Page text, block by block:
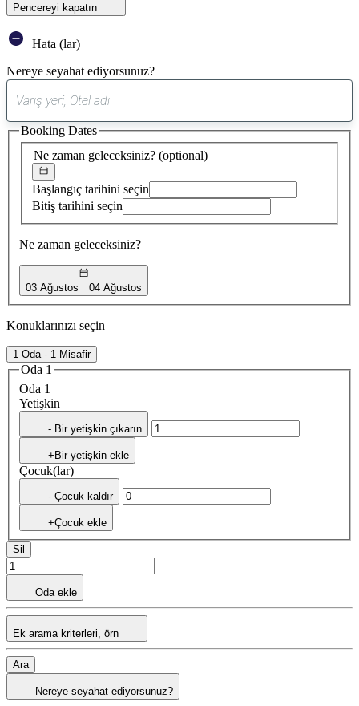
Pencereyi kapatın
Hata (lar)
Nereye seyahat ediyorsunuz?
öneri
bulundu
Ne zaman geleceksiniz? (optional)
Başlangıç tarihini seçin
Bitiş tarihini seçin
Ne zaman geleceksiniz?
03 Ağustos 04 Ağustos
Booking Dates
Konuklarınızı seçin
1 Oda - 1 Misafir
Oda 1
Oda 1
Yetişkin
- Bir yetişkin çıkarın
+Bir yetişkin ekle
Çocuk(lar)
- Çocuk kaldır
+Çocuk ekle
Sil
Oda ekle
Ek arama kriterleri, örn
Ara
Nereye seyahat ediyorsunuz?